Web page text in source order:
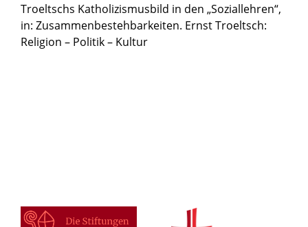
Troeltschs Katholizismusbild in den „Soziallehren“,
in: Zusammenbestehbarkeiten. Ernst Troeltsch:
Religion – Politik – Kultur